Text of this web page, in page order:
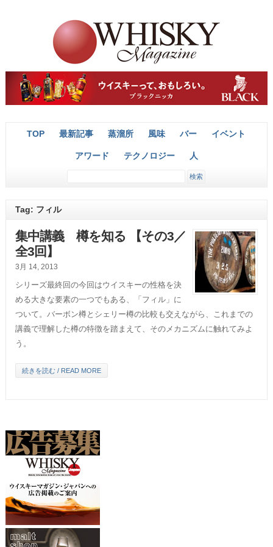
TOP 最新記事 蒸溜所 風味 バー イベント
アワード テクノロジー 人
Tag: フィル
集中講義 樽を知る 【その3／
全3回】
3月 14, 2013
シリーズ最終回の今回はウイスキーの性格を決
める大きな要素の一つでもある、「フィル」に
ついて。バーボン樽とシェリー樽の比較も交えながら、これまでの
講義で理解した樽の特徴を踏まえて、そのメカニズムに触れてみよ
う。
続きを読む / READ MORE